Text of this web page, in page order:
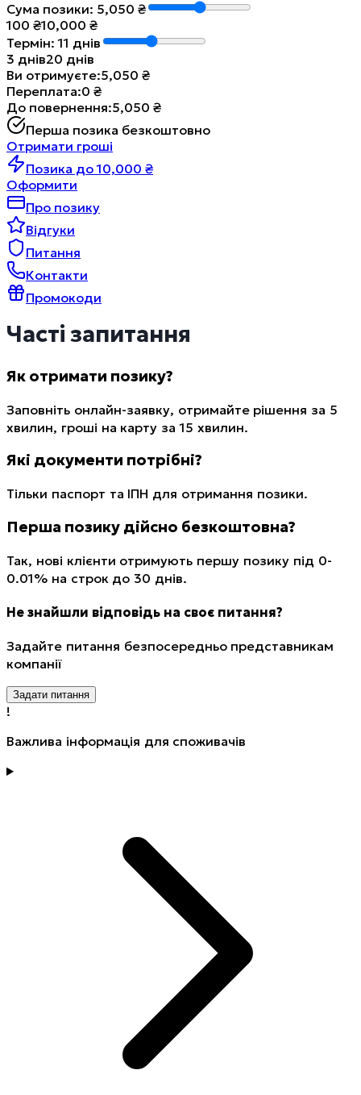
Сума позики: 5,050 ₴
100 ₴10,000 ₴
Термін:11 днів
3 днів20 днів
Ви отримуєте:5,050 ₴
Переплата:0 ₴
До повернення:5,050 ₴
Перша позика безкоштовно
Отримати гроші
Позика до 10,000 ₴
Оформити
Про позику
Відгуки
Питання
Контакти
Промокоди
Часті запитання
Як отримати позику?
Заповніть онлайн-заявку, отримайте рішення за 5
хвилин, гроші на карту за 15 хвилин.
Які документи потрібні?
Тільки паспорт та ІПН для отримання позики.
Перша позику дійсно безкоштовна?
Так, нові клієнти отримують першу позику під 0-
0.01% на строк до 30 днів.
Не знайшли відповідь на своє питання?
Задайте питання безпосередньо представникам
компанії
Задати питання
!
Важлива інформація для споживачів